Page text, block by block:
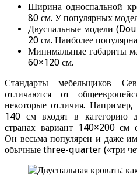
Ширина односпальной
80 см. У популярных
Двуспальные модели
20 см. Наиболее
Минимальные габариты
60×120 см.
Стандарты мебельщиков
отличаются от
некоторые отличия.
140 см входят в категорию
странах вариант 140×200 см
Он весьма популярен и даже
обычные three-quarter («три